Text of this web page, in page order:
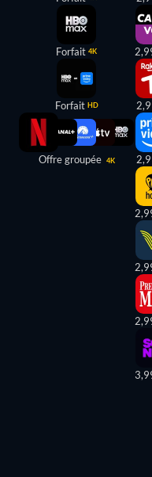
Forfait 4K
Forfait HD
Offre groupée 4K